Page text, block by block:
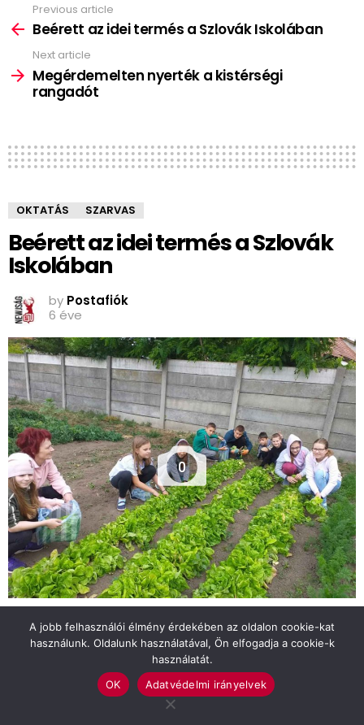
more
Previous article
Beérett az idei termés a Szlovák Iskolában
Next article
Megérdemelten nyerték a kistérségi
rangadót
OKTATÁS SZARVAS
Beérett az idei termés a Szlovák
Iskolában
by Postafiók
6 éve
0
Tavasztól kezdődően igen nagy szorgalommal és
lelkesedéssel látogatták a Szlovák Általános Iskola,
Óvoda és Kollégium tanulói és kollégái az iskolakertet.
Először csak tereprendezés és veteményezés
A jobb felhasználói élmény érdekében az oldalon cookie-kat
használunk. Oldalunk használatával, Ön elfogadja a cookie-k
használatát.
OK
Adatvédelmi irányelvek